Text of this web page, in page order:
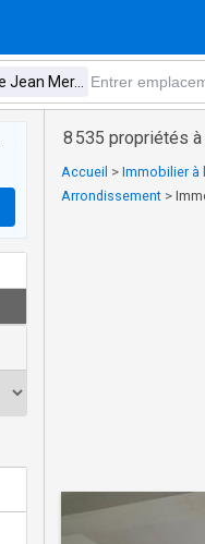
8 535 propriétés
Accueil > Immobilier à
Arrondissement >